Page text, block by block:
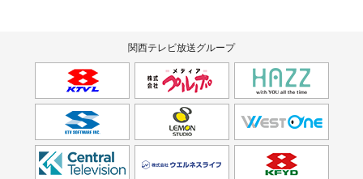
関西テレビ放送グループ